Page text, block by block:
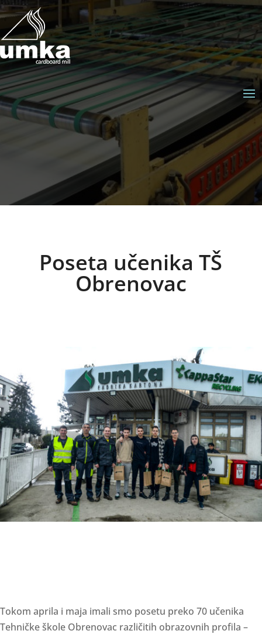
Poseta učenika TŠ
Obrenovac
Tokom aprila i maja imali smo posetu preko 70 učenika
Tehničke škole Obrenovac različitih obrazovnih profila –